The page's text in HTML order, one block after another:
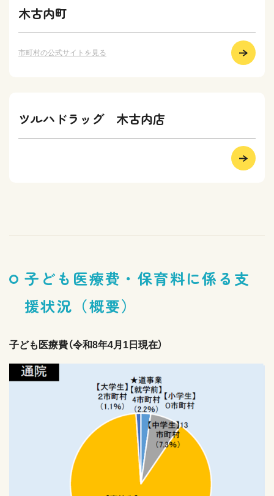
木古内町
市町村の公式サイトを見る
ツルハドラッグ 木古内店
子ども医療費・保育料に係る支
援状況（概要）
子ども医療費（令和8年4月1日現在）